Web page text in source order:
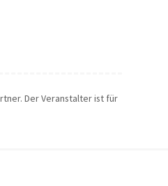
Der Veranstalter ist für